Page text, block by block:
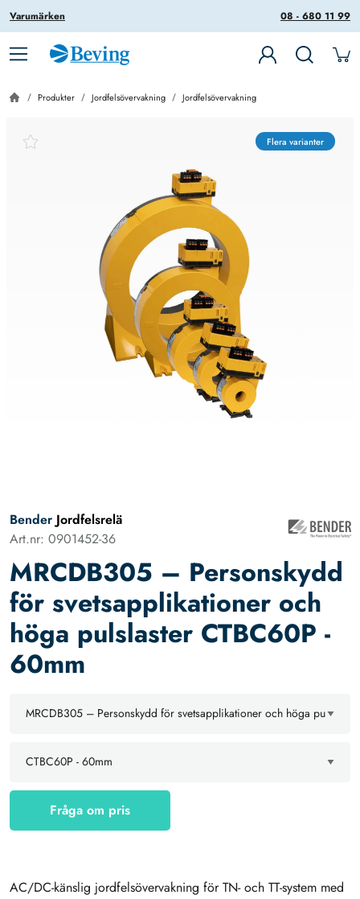
08 - 680 11 99
Varumärken
Produkter Jordfelsövervakning Jordfelsövervakning
Flera varianter
Bender Jordfelsrelä
Art.nr: 0901452-36
MRCDB305 – Personskydd
för svetsapplikationer och
höga pulslaster CTBC60P -
60mm
Fråga om pris
AC/DC-känslig jordfelsövervakning för TN- och TT-system med